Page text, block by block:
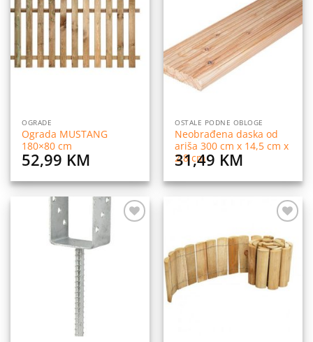
Dodaj
na
OGRADE
Ograda MUSTANG
180×80 cm
52,99 KM
Dodaj
na
listu
želja
OSTALE PODNE OBLOGE
Neobrađena daska od
ariša 300 cm x 14,5 cm x
2,8 cm
31,49 KM
na
listu
želja